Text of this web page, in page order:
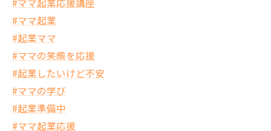
#ママ起業
#起業ママ
#ママの笑顔を応援
#起業したいけど不安
#ママの学び
#起業準備中
#ママ起業応援